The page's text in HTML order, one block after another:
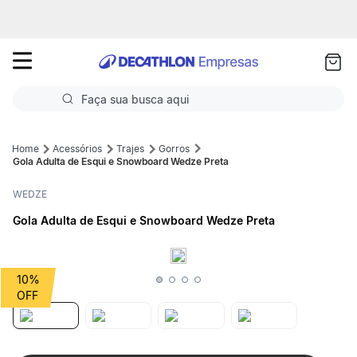
Faça sua busca aqui
4ºVolei
ºFutebol Campo
Acessórios Trajes
Gorros
Gola Adulta de Esqui e Snowboard Wedze Preta
WEDZE
Gola Adulta de Esqui e Snowboard Wedze Preta
10%